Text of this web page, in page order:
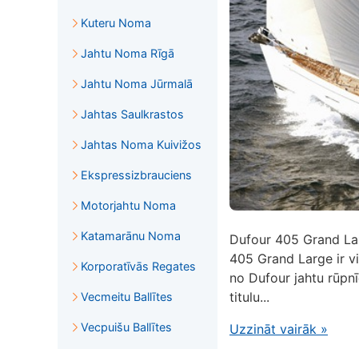
Kuteru Noma
Jahtu Noma Rīgā
Jahtu Noma Jūrmalā
Jahtas Saulkrastos
Jahtas Noma Kuivižos
Ekspressizbrauciens
Motorjahtu Noma
Katamarānu Noma
Korporatīvās Regates
Vecmeitu Ballītes
Vecpuišu Ballītes
Dufour 405 Grand
405 Grand Large ir
no Dufour jahtu
titulu...
Uzzināt vairāk »